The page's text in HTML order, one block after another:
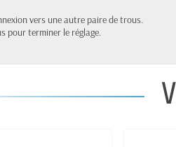
vers une autre paire de trous.
pour terminer le réglage.